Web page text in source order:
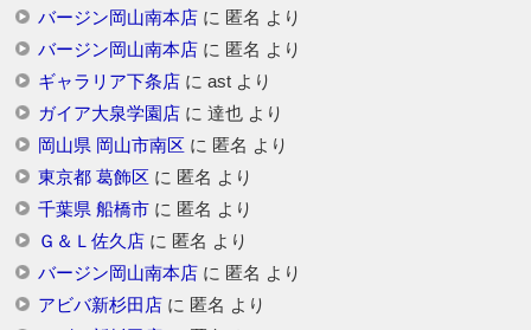
バージン岡山南本店に 匿名 より
バージン岡山南本店に 匿名 より
ギャラリア下条店に astより
ガイア大泉学園店に 達也より
岡山県 岡山市南区 に 匿名 より
東京都 葛飾区 に 匿名 より
千葉県 船橋市に 匿名 より
Ｇ＆Ｌ佐久店に 匿名 より
バージン岡山南本店に 匿名 より
アビバ新杉田店に 匿名 より